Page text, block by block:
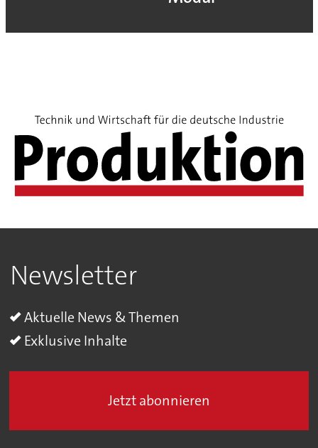
Newsletter
Aktuelle News & Themen
Exklusive Inhalte
Jetzt abonnieren